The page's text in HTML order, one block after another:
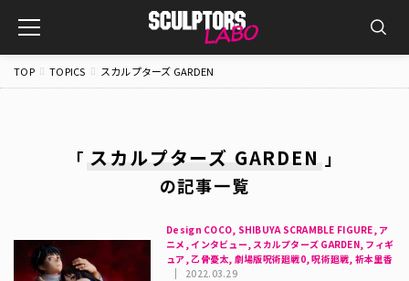
toggle
navigation
TOP TOPICS スカルプターズ GARDEN
「 スカルプターズ GARDEN 」
の記事一覧
Design COCO, SHIBUYA SCRAMBLE FIGURE, ア
ニメ, インタビュー, スカルプターズ GARDEN, フィギ
ュア, 乙骨憂太, 劇場版呪術廻戦0, 呪術廻戦, 祈本里香
2022.03.29